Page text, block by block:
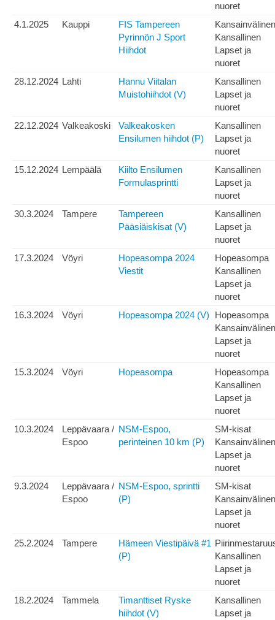
nuoret
4.1.2025
Kauppi
FIS Tampereen
Pyrinnön J Sport
Hiihdot
Kansainvälinen
Kansallinen
Lapset ja
nuoret
28.12.2024 Lahti
Hannu Viitalan
Muistohiihdot (V)
Kansallinen
Lapset ja
nuoret
22.12.2024 Valkeakoski
Valkeakosken
Ensilumen hiihdot (P)
Kansallinen
Lapset ja
nuoret
15.12.2024 Lempäälä
Kiilto Ensilumen
Formulasprintti
Kansallinen
Lapset ja
nuoret
30.3.2024
Tampere
Tampereen
Pääsiäiskisat (V)
Kansallinen
Lapset ja
nuoret
17.3.2024
Vöyri
Hopeasompa 2024
Viestit
Hopeasompa
Kansallinen
Lapset ja
nuoret
16.3.2024
Vöyri Hopeasompa 2024 (V)
Hopeasompa
Kansainvälinen
Lapset ja
nuoret
15.3.2024
Vöyri Hopeasompa
Hopeasompa
Kansallinen
Lapset ja
nuoret
10.3.2024
Leppävaara /
Espoo
NSM-Espoo,
perinteinen 10 km (P)
SM-kisat
Kansainvälinen
Lapset ja
nuoret
9.3.2024
Leppävaara /
Espoo
NSM-Espoo, sprintti
(P)
SM-kisat
Kansainvälinen
Lapset ja
nuoret
25.2.2024
Tampere
Hämeen Viestipäivä #1
(P)
Kansallinen
Lapset ja
nuoret
18.2.2024
Tammela
Timanttiset Ryske
hiihdot (V)
Kansallinen
Lapset ja